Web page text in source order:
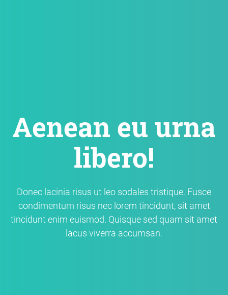
Aenean eu urna
libero!
Donec lacinia risus ut leo sodales tristique. Fusce
condimentum risus nec lorem tincidunt, sit amet
tincidunt enim euismod. Quisque sed quam sit amet
lacus viverra accumsan.